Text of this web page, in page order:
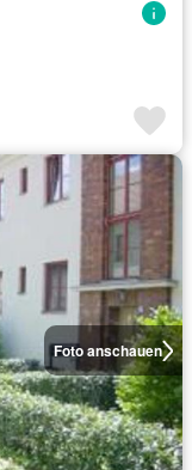
Foto anschauen